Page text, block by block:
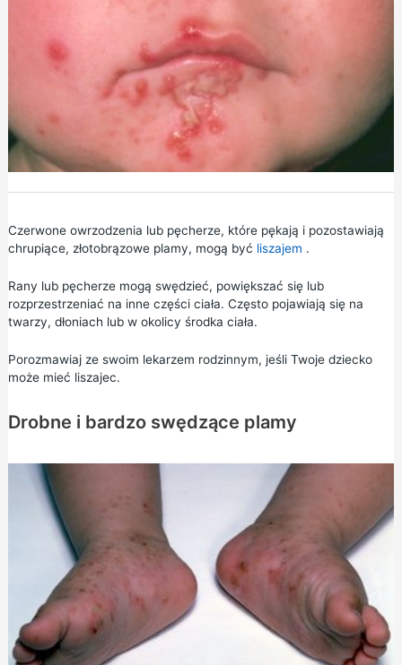
Czerwone owrzodzenia lub pęcherze, które pękają i pozostawiają
chrupiące, złotobrązowe plamy, mogą być liszajem .
Rany lub pęcherze mogą swędzieć, powiększać się lub
rozprzestrzeniać na inne części ciała. Często pojawiają się na
twarzy, dłoniach lub w okolicy środka ciała.
Porozmawiaj ze swoim lekarzem rodzinnym, jeśli Twoje dziecko
może mieć liszajec.
Drobne i bardzo swędzące plamy